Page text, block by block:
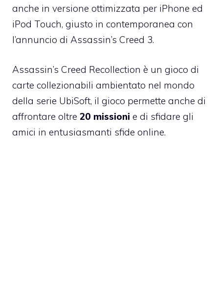
anche in versione ottimizzata per iPhone ed
iPod Touch, giusto in contemporanea con
l’annuncio di Assassin’s Creed 3.
Assassin’s Creed Recollection è un gioco di
carte collezionabili ambientato nel mondo
della serie UbiSoft, il gioco permette anche di
affrontare oltre 20 missioni e di sfidare gli
amici in entusiasmanti sfide online.